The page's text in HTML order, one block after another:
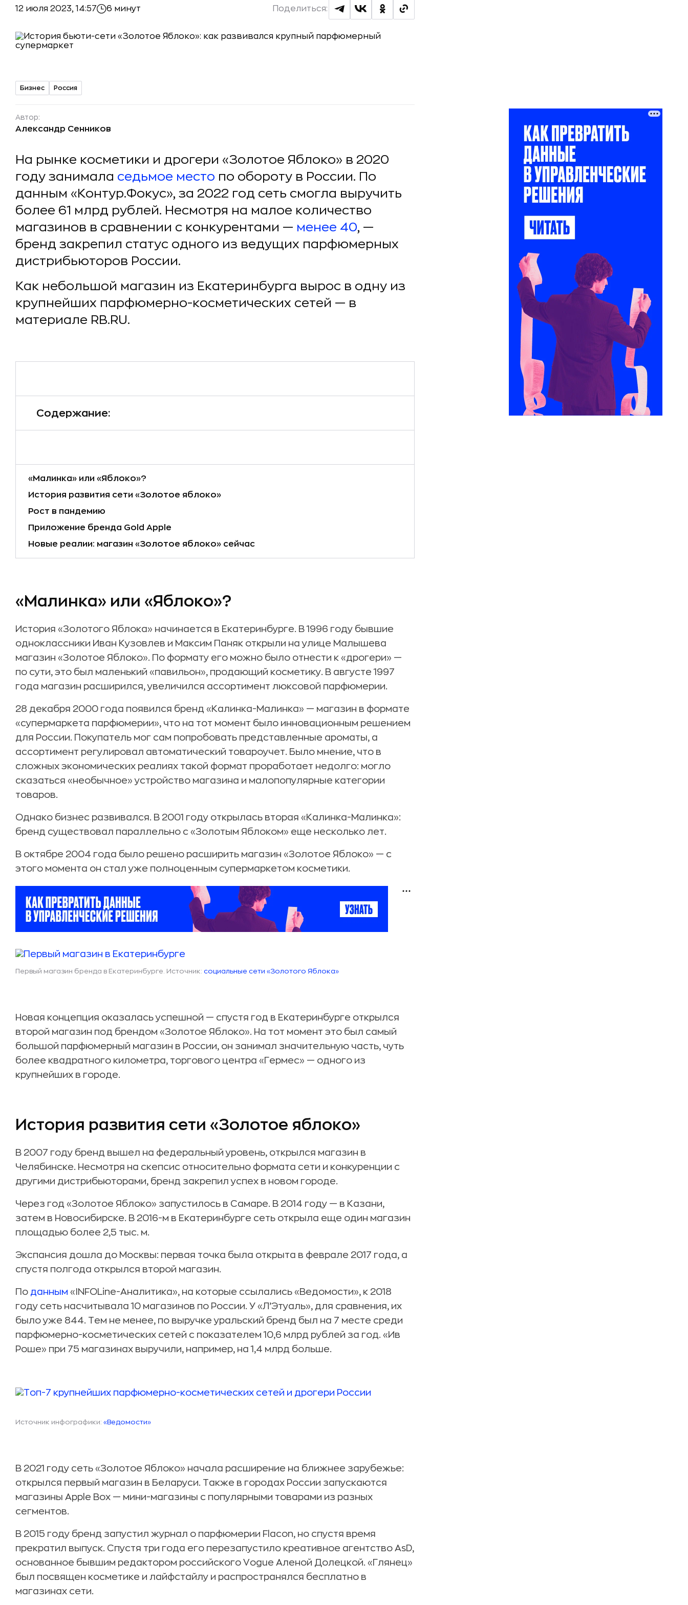
12 июля 2023, 14:57 6 минут Поделиться:
Бизнес Россия
Автор:
Александр Сенников
На рынке косметики и дрогери «Золотое Яблоко» в 2020
году занимала седьмое место по обороту в России. По
данным «Контур.Фокус», за 2022 год сеть смогла выручить
более 61 млрд рублей. Несмотря на малое количество
магазинов в сравнении с конкурентами — менее 40, —
бренд закрепил статус одного из ведущих парфюмерных
дистрибьюторов России.
Как небольшой магазин из Екатеринбурга вырос в одну из
крупнейших парфюмерно-косметических сетей — в
материале RB.RU.
Содержание:
«Малинка» или «Яблоко»?
История развития сети «Золотое яблоко»
Рост в пандемию
Приложение бренда Gold Apple
Новые реалии: магазин «Золотое яблоко» сейчас
«Малинка» или «Яблоко»?
История «Золотого Яблока» начинается в Екатеринбурге. В 1996 году бывшие
одноклассники Иван Кузовлев и Максим Паняк открыли на улице Малышева
магазин «Золотое Яблоко». По формату его можно было отнести к «дрогери» —
по сути, это был маленький «павильон», продающий косметику. В августе 1997
года магазин расширился, увеличился ассортимент люксовой парфюмерии.
28 декабря 2000 года появился бренд «Калинка-Малинка» — магазин в формате
«супермаркета парфюмерии», что на тот момент было инновационным решением
для России. Покупатель мог сам попробовать представленные ароматы, а
ассортимент регулировал автоматический товароучет. Было мнение, что в
сложных экономических реалиях такой формат проработает недолго: могло
сказаться «необычное» устройство магазина и малопопулярные категории
товаров.
Однако бизнес развивался. В 2001 году открылась вторая «Калинка-Малинка»:
бренд существовал параллельно с «Золотым Яблоком» еще несколько лет.
В октябре 2004 года было решено расширить магазин «Золотое Яблоко» — с
этого момента он стал уже полноценным супермаркетом косметики.
Первый магазин бренда в Екатеринбурге. Источник: социальные сети «Золотого Яблока»
Новая концепция оказалась успешной — спустя год в Екатеринбурге открылся
второй магазин под брендом «Золотое Яблоко». На тот момент это был самый
большой парфюмерный магазин в России, он занимал значительную часть, чуть
более квадратного километра, торгового центра «Гермес» — одного из
крупнейших в городе.
История развития сети «Золотое яблоко»
В 2007 году бренд вышел на федеральный уровень, открылся магазин в
Челябинске. Несмотря на скепсис относительно формата сети и конкуренции с
другими дистрибьюторами, бренд закрепил успех в новом городе.
Через год «Золотое Яблоко» запустилось в Самаре. В 2014 году — в Казани,
затем в Новосибирске. В 2016-м в Екатеринбурге сеть открыла еще один магазин
площадью более 2,5 тыс. м.
Экспансия дошла до Москвы: первая точка была открыта в феврале 2017 года, а
спустя полгода открылся второй магазин.
По данным «INFOLine-Аналитика», на которые ссылались «Ведомости», к 2018
году сеть насчитывала 10 магазинов по России. У «Л’Этуаль», для сравнения, их
было уже 844. Тем не менее, по выручке уральский бренд был на 7 месте среди
парфюмерно-косметических сетей с показателем 10,6 млрд рублей за год. «Ив
Роше» при 75 магазинах выручили, например, на 1,4 млрд больше.
Источник инфографики: «Ведомости»
В 2021 году сеть «Золотое Яблоко» начала расширение на ближнее зарубежье:
открылся первый магазин в Беларуси. Также в городах России запускаются
магазины Apple Box — мини-магазины с популярными товарами из разных
сегментов.
В 2015 году бренд запустил журнал о парфюмерии Flacon, но спустя время
прекратил выпуск. Спустя три года его перезапустило креативное агентство AsD,
основанное бывшим редактором российского Vogue Аленой Долецкой. «Глянец»
был посвящен косметике и лайфстайлу и распространялся бесплатно в
магазинах сети.